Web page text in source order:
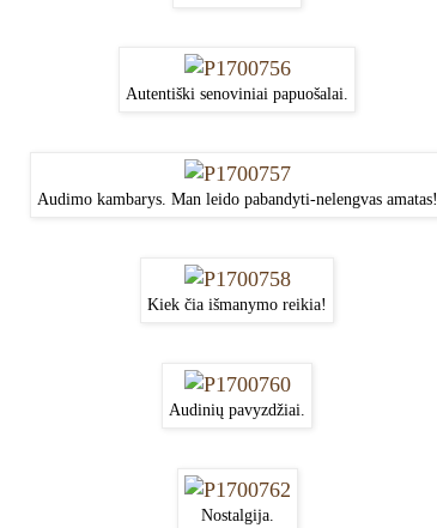
Autentiški senoviniai papuošalai.
Audimo kambarys. Man leido pabandyti-nelengvas amatas!
Kiek čia išmanymo reikia!
Audinių pavyzdžiai.
Nostalgija.